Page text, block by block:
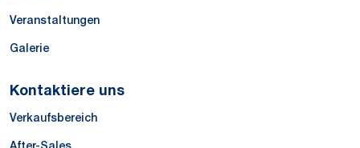
Veranstaltungen
Galerie
Kontaktiere uns
Verkaufsbereich